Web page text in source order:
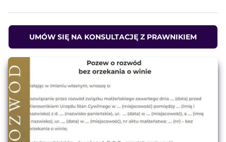
UMÓW SIĘ NA KONSULTACJĘ Z PRAWNIKIEM